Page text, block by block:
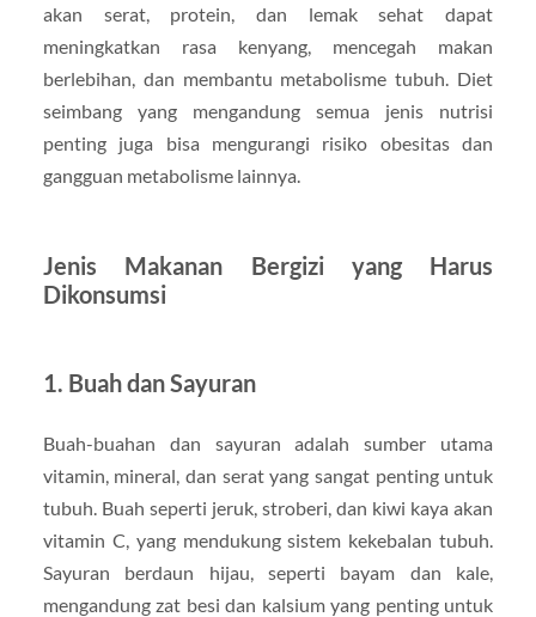
akan serat, protein, dan lemak sehat dapat
meningkatkan rasa kenyang, mencegah makan
berlebihan, dan membantu metabolisme tubuh. Diet
seimbang yang mengandung semua jenis nutrisi
penting juga bisa mengurangi risiko obesitas dan
gangguan metabolisme lainnya.
Jenis Makanan Bergizi yang Harus
Dikonsumsi
1. Buah dan Sayuran
Buah-buahan dan sayuran adalah sumber utama
vitamin, mineral, dan serat yang sangat penting untuk
tubuh. Buah seperti jeruk, stroberi, dan kiwi kaya akan
vitamin C, yang mendukung sistem kekebalan tubuh.
Sayuran berdaun hijau, seperti bayam dan kale,
mengandung zat besi dan kalsium yang penting untuk